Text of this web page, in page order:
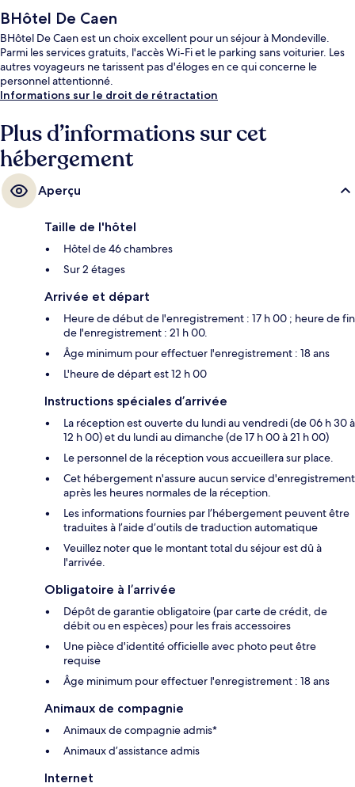
BHôtel De Caen
BHôtel De Caen est un choix excellent pour un séjour à Mondeville.
Parmi les services gratuits, l'accès Wi-Fi et le parking sans voiturier. Les
autres voyageurs ne tarissent pas d'éloges en ce qui concerne le
personnel attentionné.
Informations sur le droit de rétractation
Plus d’informations sur cet
hébergement
Aperçu
Taille de l'hôtel
Hôtel de 46 chambres
Sur 2 étages
Arrivée et départ
Heure de début de l'enregistrement : 17 h 00 ; heure de fin
de l'enregistrement : 21 h 00.
Âge minimum pour effectuer l'enregistrement : 18 ans
L'heure de départ est 12 h 00
Instructions spéciales d’arrivée
La réception est ouverte du lundi au vendredi (de 06 h 30 à
12 h 00) et du lundi au dimanche (de 17 h 00 à 21 h 00)
Le personnel de la réception vous accueillera sur place.
Cet hébergement n'assure aucun service d'enregistrement
après les heures normales de la réception.
Les informations fournies par l’hébergement peuvent être
traduites à l’aide d’outils de traduction automatique
Veuillez noter que le montant total du séjour est dû à
l'arrivée.
Obligatoire à l’arrivée
Dépôt de garantie obligatoire (par carte de crédit, de
débit ou en espèces) pour les frais accessoires
Une pièce d'identité officielle avec photo peut être
requise
Âge minimum pour effectuer l'enregistrement : 18 ans
Animaux de compagnie
Animaux de compagnie admis*
Animaux d’assistance admis
Internet